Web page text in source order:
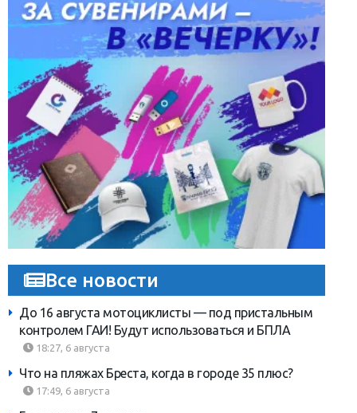
Все новости
До 16 августа мотоциклисты — под пристальным
контролем ГАИ! Будут использоваться и БПЛА
18:27, 6 августа
Что на пляжах Бреста, когда в городе 35 плюс?
17:49, 6 августа